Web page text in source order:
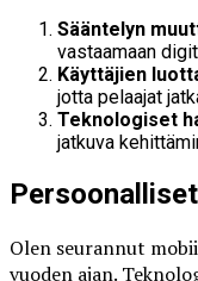
Sääntelyn
vastaamaan
Käyttäjien
jotta pelaajat
Teknologiset
jatkuva
Olen seurannut
vuoden ajan.